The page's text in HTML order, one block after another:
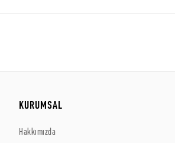
KURUMSAL
Hakkımızda